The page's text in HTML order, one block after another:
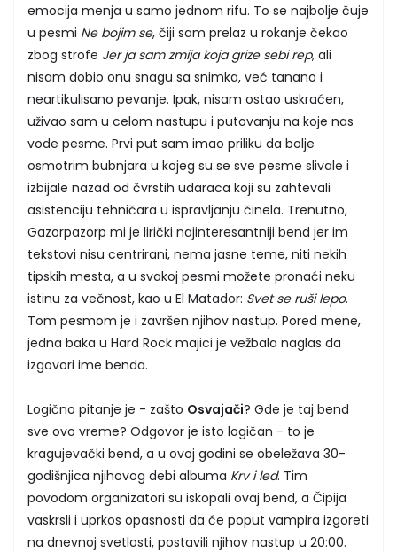
emocija menja u samo jednom rifu. To se najbolje čuje
u pesmi Ne bojim se, čiji sam prelaz u rokanje čekao
zbog strofe Jer ja sam zmija koja grize sebi rep, ali
nisam dobio onu snagu sa snimka, već tanano i
neartikulisano pevanje. Ipak, nisam ostao uskraćen,
uživao sam u celom nastupu i putovanju na koje nas
vode pesme. Prvi put sam imao priliku da bolje
osmotrim bubnjara u kojeg su se sve pesme slivale i
izbijale nazad od čvrstih udaraca koji su zahtevali
asistenciju tehničara u ispravljanju činela. Trenutno,
Gazorpazorp mi je lirički najinteresantniji bend jer im
tekstovi nisu centrirani, nema jasne teme, niti nekih
tipskih mesta, a u svakoj pesmi možete pronaći neku
istinu za večnost, kao u El Matador: Svet se ruši lepo.
Tom pesmom je i završen njihov nastup. Pored mene,
jedna baka u Hard Rock majici je vežbala naglas da
izgovori ime benda.
Logično pitanje je - zašto Osvajači? Gde je taj bend
sve ovo vreme? Odgovor je isto logičan - to je
kragujevački bend, a u ovoj godini se obeležava 30-
godišnjica njihovog debi albuma Krv i led. Tim
povodom organizatori su iskopali ovaj bend, a Čipija
vaskrsli i uprkos opasnosti da će poput vampira izgoreti
na dnevnoj svetlosti, postavili njihov nastup u 20:00.